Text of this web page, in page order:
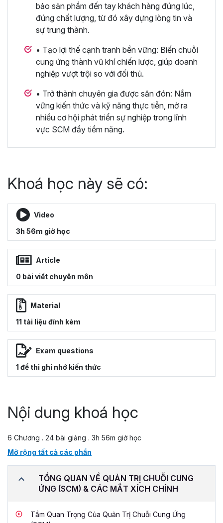
bảo sản phẩm đến tay khách hàng đúng lúc,
đúng chất lượng, từ đó xây dựng lòng tin và
sự trung thành.
• Tạo lợi thế cạnh tranh bền vững: Biến chuỗi
cung ứng thành vũ khí chiến lược, giúp doanh
nghiệp vượt trội so với đối thủ.
• Trở thành chuyên gia được săn đón: Nắm
vững kiến thức và kỹ năng thực tiễn, mở ra
nhiều cơ hội phát triển sự nghiệp trong lĩnh
vực SCM đầy tiềm năng.
Khoá học này sẽ có:
Video
3h 56m giờ học
Article
0 bài viết chuyên môn
Material
11 tài liệu đính kèm
Exam questions
1 đề thi ghi nhớ kiến thức
Nội dung khoá học
6 Chương . 24 bài giảng . 3h 56m giờ học
Mở rộng tất cả các phần
TỔNG QUAN VỀ QUẢN TRỊ CHUỖI CUNG
ỨNG (SCM) & CÁC MẮT XÍCH CHÍNH
Tầm Quan Trọng Của Quản Trị Chuỗi Cung Ứng